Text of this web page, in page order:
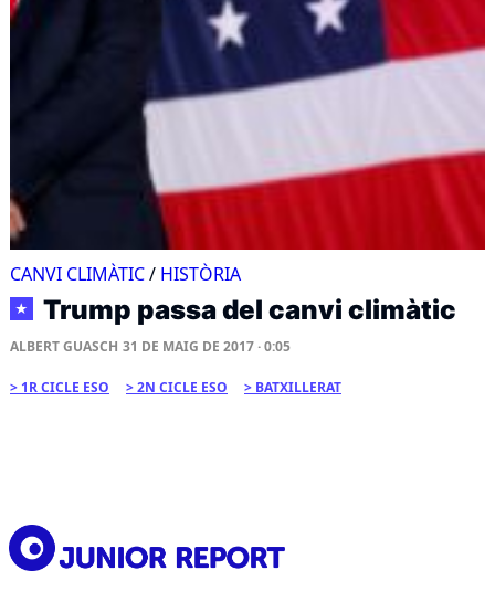
CANVI CLIMÀTIC/ HISTÒRIA
★ Trump passa del canvi climàtic
ALBERT GUASCH 31 DE MAIG DE 2017 · 0:05
1R CICLE ESO 2N CICLE ESO BATXILLERAT